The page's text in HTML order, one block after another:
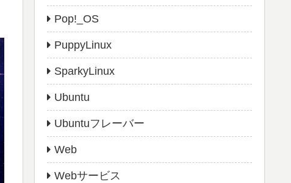
Pop!_OS
PuppyLinux
SparkyLinux
Ubuntu
Ubuntuフレーバー
Web
Webサービス